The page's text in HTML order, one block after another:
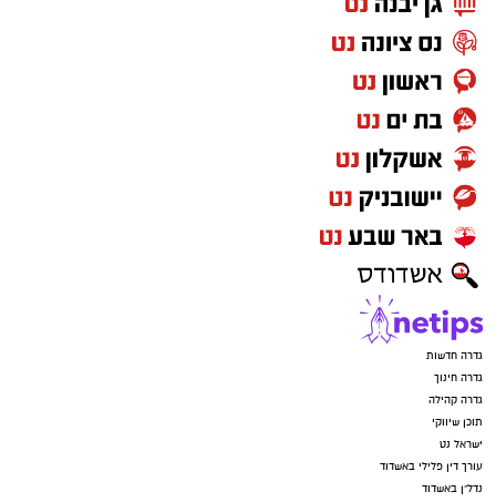
גדרה חדשות
גדרה חינוך
גדרה קהילה
תוכן שיווקי
ישראל נט
עורך דין פלילי באשדוד
נדל"ן באשדוד